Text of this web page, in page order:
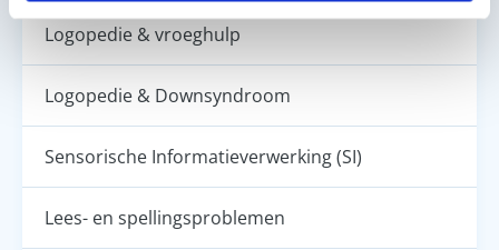
Logopedie & vroeghulp
Logopedie & Downsyndroom
Sensorische Informatieverwerking (SI)
Lees- en spellingsproblemen